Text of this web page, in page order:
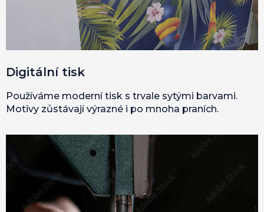
Digitální tisk
Používáme moderní tisk s trvale sytými barvami.
Motivy zůstávají výrazné i po mnoha praních.